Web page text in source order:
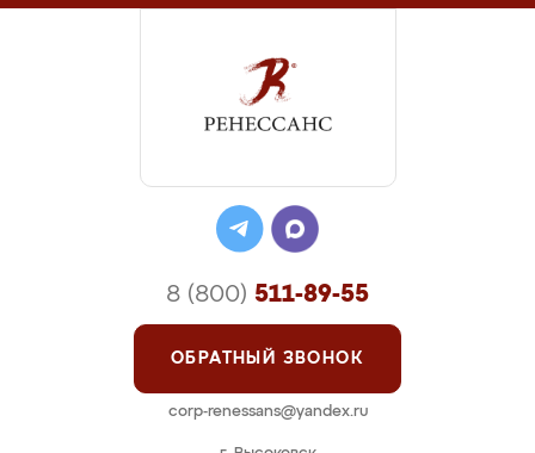
8 (800) 511-89-55
ОБРАТНЫЙ ЗВОНОК
corp-renessans@yandex.ru